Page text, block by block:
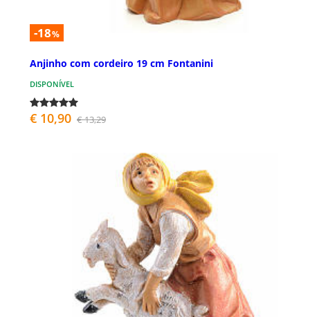
-18%
Anjinho com cordeiro 19 cm Fontanini
DISPONÍVEL
€ 10,90 € 13,29